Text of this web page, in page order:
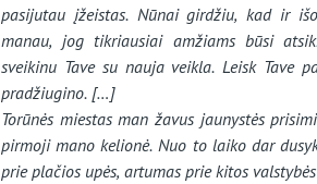
pasijutau įžeistas. Nūnai girdžiu, kad ir
manau, jog tikriausiai amžiams būsi
sveikinu Tave su nauja veikla. Leisk Tave
pradžiugino. […]
Torūnės miestas man žavus jaunystės
pirmoji mano kelionė. Nuo to laiko dar
prie plačios upės, artumas prie kitos